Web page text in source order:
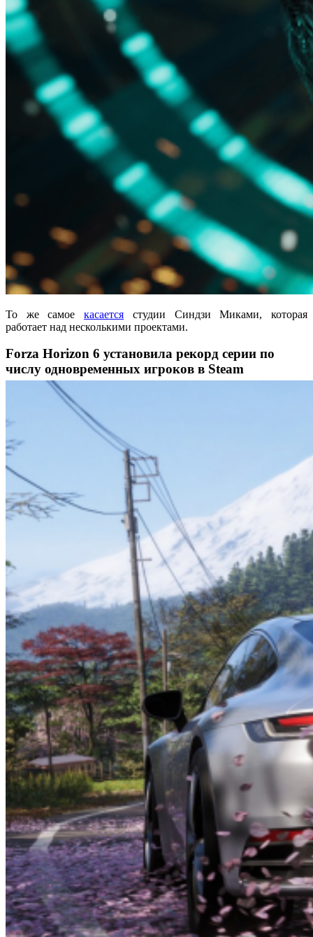
То же самоекасается студии Синдзи Миками, которая
работает над несколькими проектами.
Forza Horizon 6 установила рекорд серии по
числу одновременных игроков в Steam